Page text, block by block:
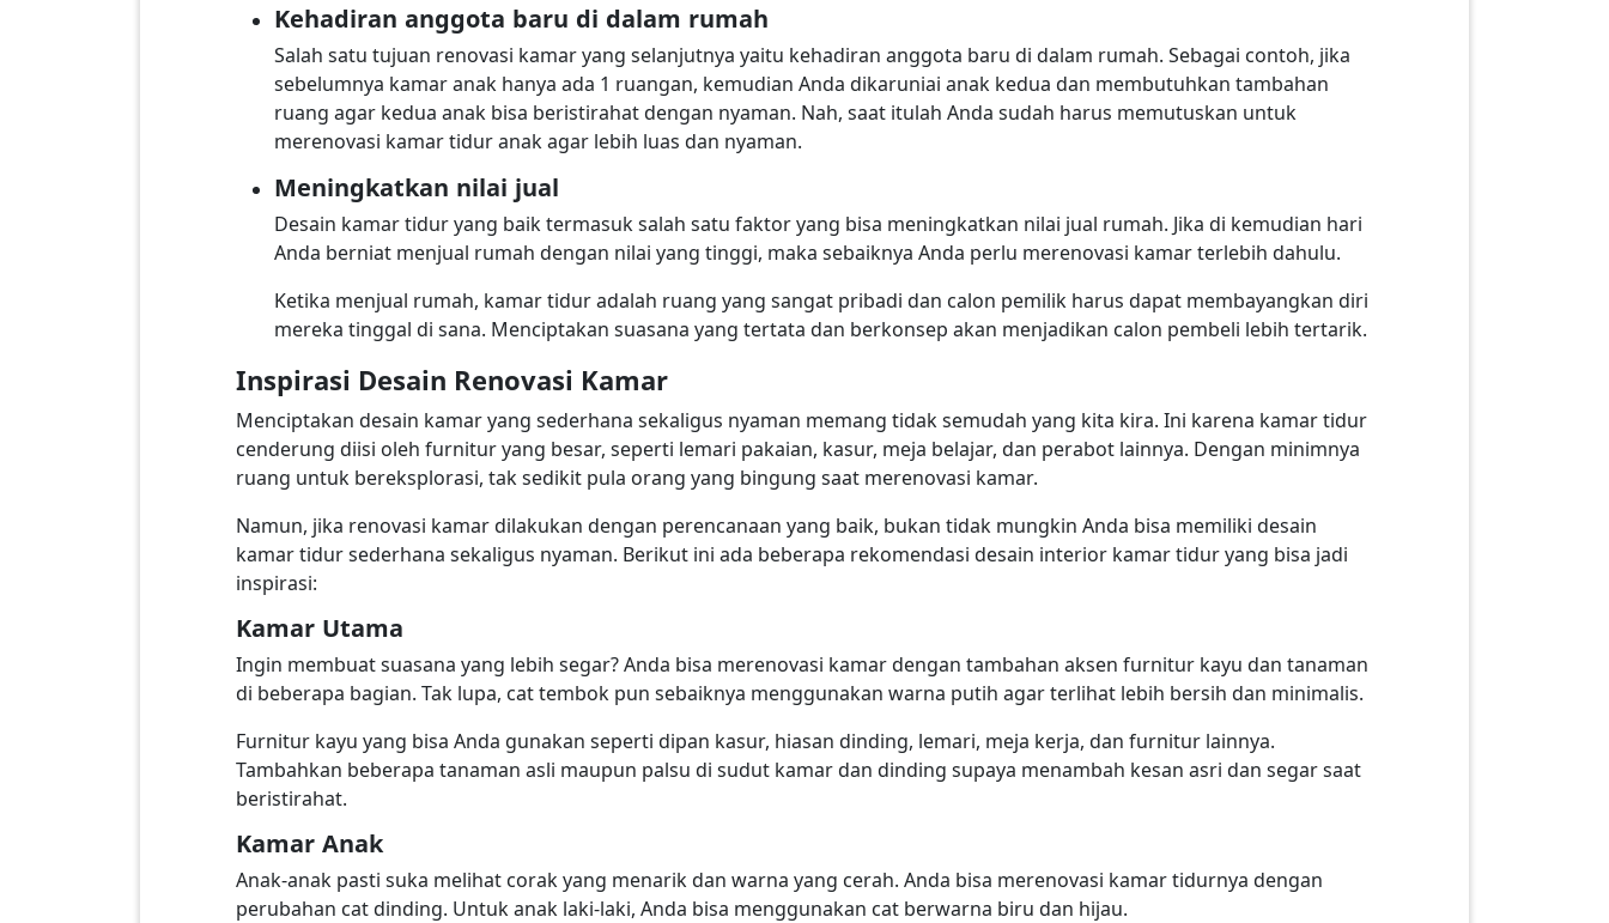
Kehadiran anggota baru di dalam rumah
Salah satu tujuan renovasi kamar yang selanjutnya yaitu kehadiran anggota baru di dalam rumah. Sebagai contoh, jika
sebelumnya kamar anak hanya ada 1 ruangan, kemudian Anda dikaruniai anak kedua dan membutuhkan tambahan
ruang agar kedua anak bisa beristirahat dengan nyaman. Nah, saat itulah Anda sudah harus memutuskan untuk
merenovasi kamar tidur anak agar lebih luas dan nyaman.
Meningkatkan nilai jual
Desain kamar tidur yang baik termasuk salah satu faktor yang bisa meningkatkan nilai jual rumah. Jika di kemudian hari
Anda berniat menjual rumah dengan nilai yang tinggi, maka sebaiknya Anda perlu merenovasi kamar terlebih dahulu.
Ketika menjual rumah, kamar tidur adalah ruang yang sangat pribadi dan calon pemilik harus dapat membayangkan diri
mereka tinggal di sana. Menciptakan suasana yang tertata dan berkonsep akan menjadikan calon pembeli lebih tertarik.
Inspirasi Desain Renovasi Kamar
Menciptakan desain kamar yang sederhana sekaligus nyaman memang tidak semudah yang kita kira. Ini karena kamar tidur
cenderung diisi oleh furnitur yang besar, seperti lemari pakaian, kasur, meja belajar, dan perabot lainnya. Dengan minimnya
ruang untuk bereksplorasi, tak sedikit pula orang yang bingung saat merenovasi kamar.
Namun, jika renovasi kamar dilakukan dengan perencanaan yang baik, bukan tidak mungkin Anda bisa memiliki desain
kamar tidur sederhana sekaligus nyaman. Berikut ini ada beberapa rekomendasi desain interior kamar tidur yang bisa jadi
inspirasi:
Kamar Utama
Ingin membuat suasana yang lebih segar? Anda bisa merenovasi kamar dengan tambahan aksen furnitur kayu dan tanaman
di beberapa bagian. Tak lupa, cat tembok pun sebaiknya menggunakan warna putih agar terlihat lebih bersih dan minimalis.
Furnitur kayu yang bisa Anda gunakan seperti dipan kasur, hiasan dinding, lemari, meja kerja, dan furnitur lainnya.
Tambahkan beberapa tanaman asli maupun palsu di sudut kamar dan dinding supaya menambah kesan asri dan segar saat
beristirahat.
Kamar Anak
Anak-anak pasti suka melihat corak yang menarik dan warna yang cerah. Anda bisa merenovasi kamar tidurnya dengan
perubahan cat dinding. Untuk anak laki-laki, Anda bisa menggunakan cat berwarna biru dan hijau.